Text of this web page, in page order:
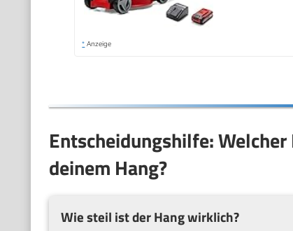
* Anzeige
Entscheidungshilfe:
deinem Hang?
Wie steil ist der Hang wirklich?